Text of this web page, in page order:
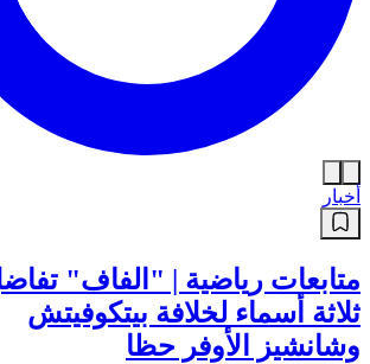
أخبار
متابعات رياضية | "الفاف"
ثلاثة أسماء لخلافة بيتكوفيتش
وشانشيز الأوفر حظا